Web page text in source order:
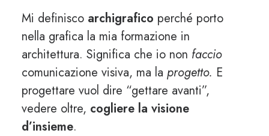
Mi definisco archigrafico perché porto
nella grafica la mia formazione in
architettura. Significa che io non faccio
comunicazione visiva, ma la progetto. E
progettare vuol dire “gettare avanti”,
vedere oltre, cogliere la visione
d’insieme.